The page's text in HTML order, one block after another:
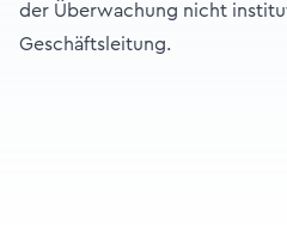
der Überwachung nicht
Geschäftsleitung.